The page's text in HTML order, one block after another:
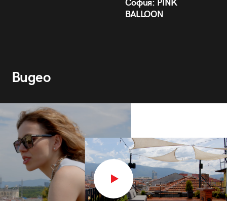
София: PINK
BALLOON
Видео